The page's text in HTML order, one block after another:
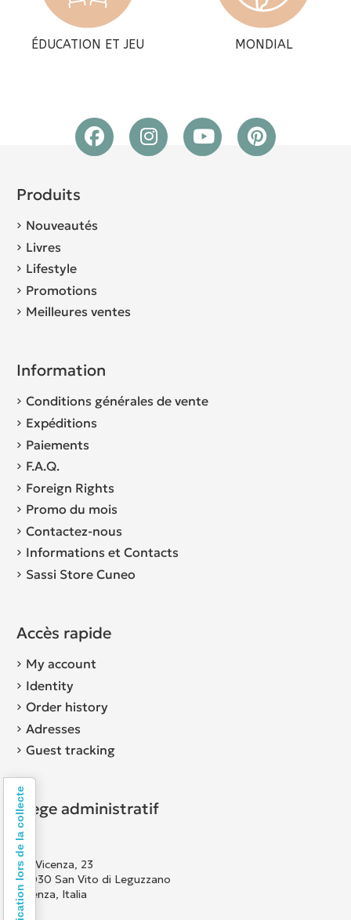
ÉDUCATION ET JEU MONDIAL
Produits
Nouveautés
Livres
Lifestyle
Promotions
Meilleures ventes
Information
Conditions générales de vente
Expéditions
Paiements
F.A.Q.
Foreign Rights
Promo du mois
Contactez-nous
Informations et Contacts
Sassi Store Cuneo
Accès rapide
My account
Identity
Order history
Adresses
Guest tracking
Siège administratif
Via Vicenza, 23
36030 San Vito di Leguzzano
Vicenza, Italia
Notification lors de la collecte